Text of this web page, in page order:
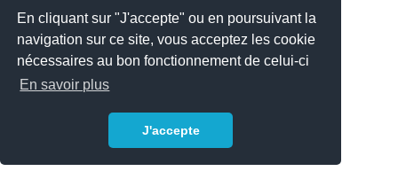
En cliquant sur "J'accepte" ou en poursuivant la
navigation sur ce site, vous acceptez les cookie
nécessaires au bon fonctionnement de celui-ci
En savoir plus
J'accepte